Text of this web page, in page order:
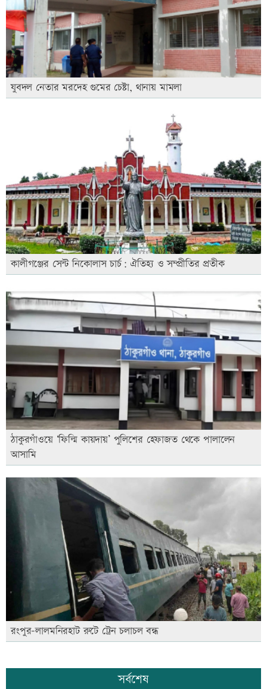
যুবদল নেতার মরদেহ গুমের চেষ্টা, থানায় মামলা
কালীগঞ্জের সেন্ট নিকোলাস চার্চ: ঐতিহ্য ও সম্প্রীতির প্রতীক
ঠাকুরগাঁওয়ে ‘ফিল্মি কায়দায়’ পুলিশের হেফাজত থেকে পালালেন
আসামি
রংপুর-লালমনিরহাট রুটে ট্রেন চলাচল বন্ধ
সর্বশেষ